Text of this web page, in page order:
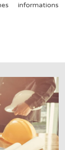
informations